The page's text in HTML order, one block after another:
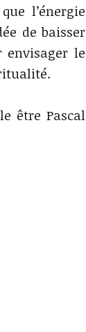
l’énergie
de baisser
envisager le
être Pascal